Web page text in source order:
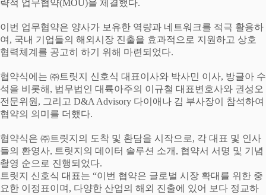
략적 업무협약(MOU)을 체결했다.
이번 업무협약은 양사가 보유한 역량과 네트워크를 적극 활용하
여 , 국내 기업들의 해외시장 진출을 효과적으로 지원하고 상호
협력체계를 공고히 하기 위해 마련되었다.
협약식에는 ㈜트릿지 신호식 대표이사와 박사민 이사, 방글아 수
석을 비롯해 , 법무법인 대륙아주의 이규철 대표변호사와 권성오
전문위원 , 그리고 D&A Advisory 다이애나 김 부사장이 참석하여
협약의 의미를 더했다.
협약식은 ㈜트릿지의 도착 및 환담을 시작으로, 각 대표 및 인사
들의 환영사, 트릿지의 데이터 솔루션 소개 , 협약서 서명 및 기념
촬영 순으로 진행되었다.
트릿지 신호식 대표는 “이번 협약은 글로벌 시장 확대를 위한 중
요한 이정표이며 , 다양한 산업의 해외 진출에 있어 보다 정교하